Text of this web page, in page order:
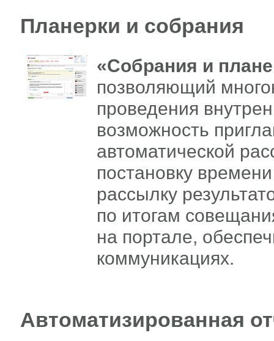
Планерки и собрания
«Собрания и
позволяющий
проведения
возможность
автоматической
постановку
рассылку
по итогам
на портале,
коммуникациях.
Автоматизированная